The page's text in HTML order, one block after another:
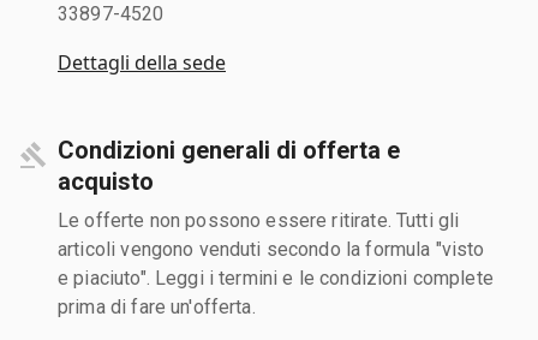
33897-4520
Dettagli della sede
Condizioni generali di offerta e
acquisto
Le offerte non possono essere ritirate. Tutti gli
articoli vengono venduti secondo la formula "visto
e piaciuto". Leggi i termini e le condizioni complete
prima di fare un'offerta.